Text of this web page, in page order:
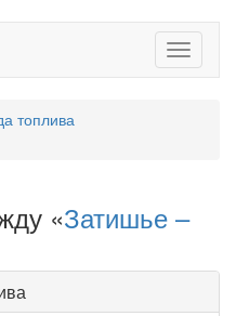
топлива
«Затишье –